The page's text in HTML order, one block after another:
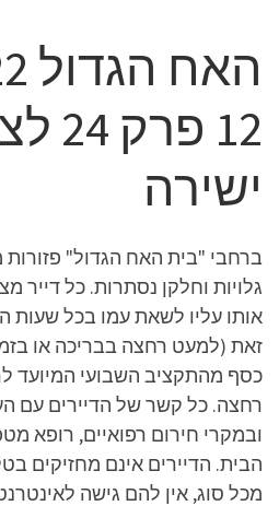
12
ישירה
ברחבי "בית האח הגדול"
גלויות וחלקן נסתרות. כל דייר
אותו עליו לשאת עמו בכל שעות
זאת (למעט רחצה בבריכה או
כסף מהתקציב השבועי המיועד
רחצה. כל קשר של הדיירים עם
ובמקרי חירום רפואיים, רופא
הבית. הדיירים אינם מחזיקים
מכל סוג, אין להם גישה